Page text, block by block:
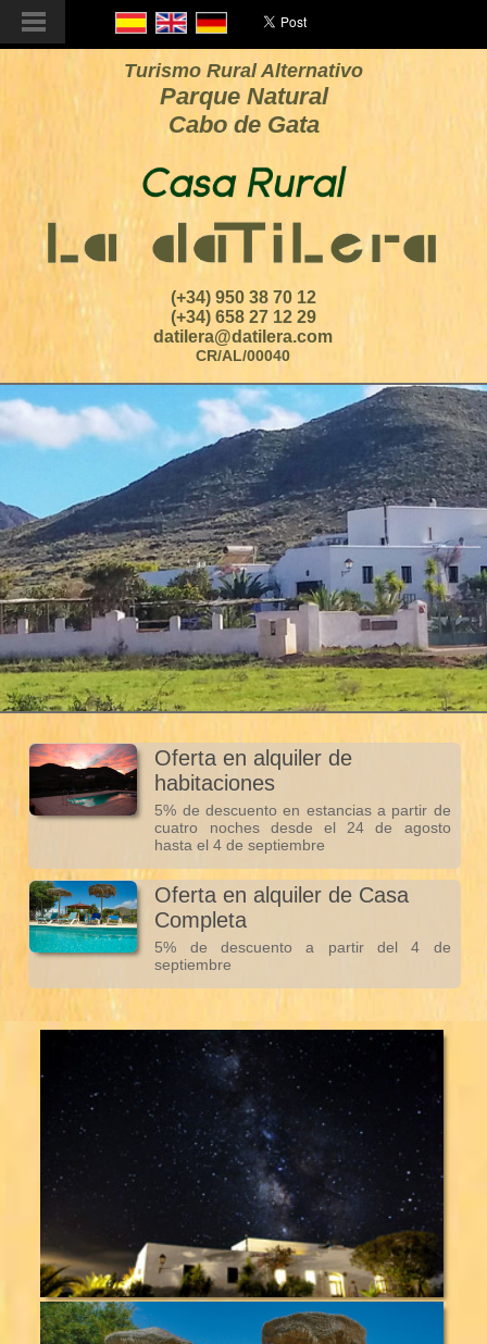
Turismo Rural Alternativo
Parque Natural
Cabo de Gata
(+34) 950 38 70 12
(+34) 658 27 12 29
datilera@datilera.com
CR/AL/00040
Oferta en alquiler de
habitaciones
5% de descuento en estancias a partir de
cuatro noches desde el 24 de agosto
hasta el 4 de septiembre
Oferta en alquiler de Casa
Completa
5% de descuento a partir del 4 de
septiembre